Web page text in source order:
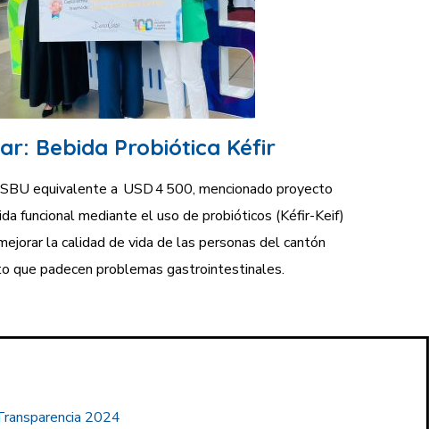
Bebida Probiótica Kéfir
equivalente a USD 4 500, mencionado proyecto
funcional mediante el uso de probióticos (Kéfir-Keif)
la calidad de vida de las personas del cantón
que padecen problemas gastrointestinales.​
2024